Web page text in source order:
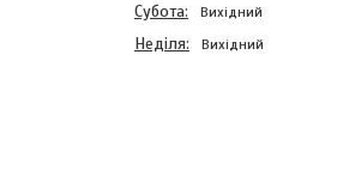
Субота Вихідний
Неділя Вихідний